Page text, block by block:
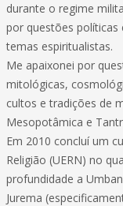
durante o regime
por questões
temas espiritualistas.
Me apaixonei por
mitológicas,
cultos e tradições de
Mesopotâmica e
Em 2010 concluí um
Religião (UERN) no
profundidade a
Jurema